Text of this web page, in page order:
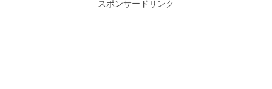
スポンサードリンク